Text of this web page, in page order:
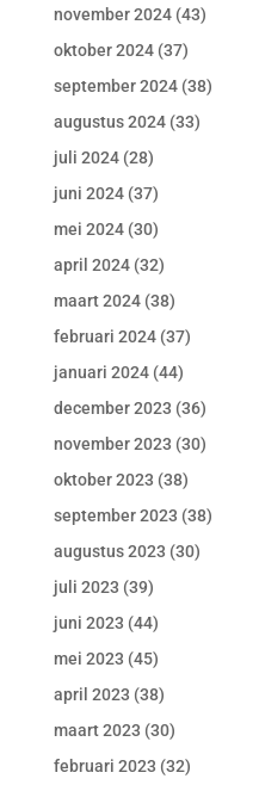
november 2024(43)
oktober 2024(37)
september 2024(38)
augustus 2024(33)
juli 2024(28)
juni 2024(37)
mei 2024(30)
april 2024(32)
maart 2024(38)
februari 2024(37)
januari 2024(44)
december 2023 (36)
november 2023 (30)
oktober 2023 (38)
september 2023 (38)
augustus 2023 (30)
juli 2023 (39)
juni 2023 (44)
mei 2023 (45)
april 2023 (38)
maart 2023 (30)
februari 2023 (32)